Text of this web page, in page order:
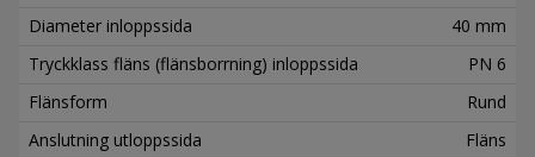
Diameter inloppssida
40 mm
Tryckklass fläns (flänsborrning) inloppssida
PN 6
Flänsform
Rund
Anslutning utloppssida
Fläns